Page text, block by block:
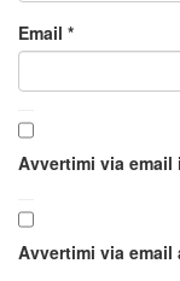
Email *
Avvertimi via
Avvertimi via